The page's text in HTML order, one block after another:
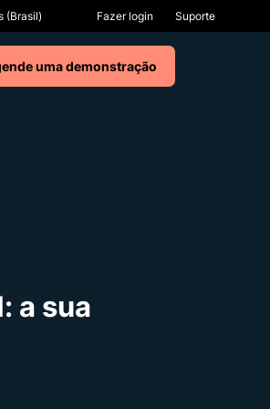
Fazer login Suporte
uma demonstração
a sua